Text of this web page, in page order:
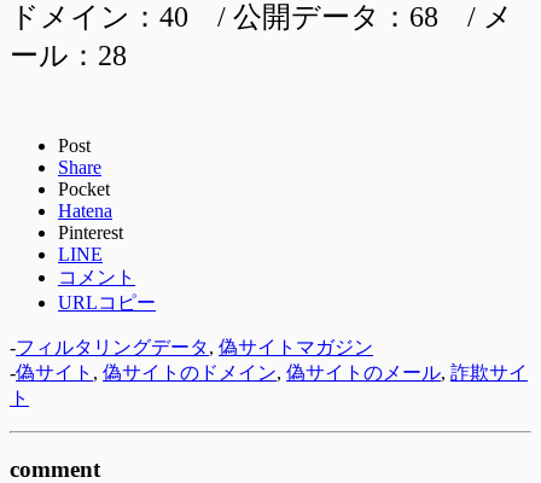
ドメイン：40 / 公開データ：68 / メ
ール：28
Post
Share
Pocket
Hatena
Pinterest
LINE
コメント
URLコピー
-フィルタリングデータ, 偽サイトマガジン
-偽サイト , 偽サイトのドメイン, 偽サイトのメール, 詐欺サイ
ト
comment